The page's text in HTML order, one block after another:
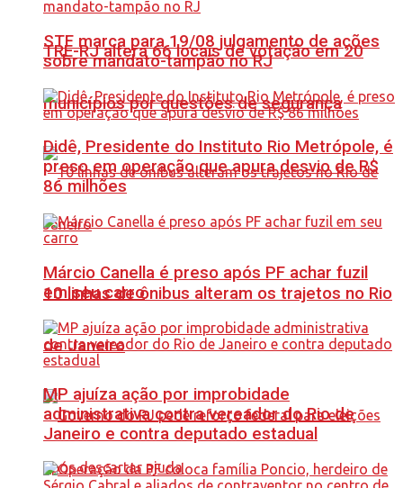
TRE-RJ altera 66 locais de votação em 20
municípios por questões de segurança
10 linhas de ônibus alteram os trajetos no Rio
de Janeiro
STF marca para 19/08 julgamento de ações
sobre mandato-tampão no RJ
Didê, Presidente do Instituto Rio Metrópole, é
preso em operação que apura desvio de R$
86 milhões
Márcio Canella é preso após PF achar fuzil
em seu carro
MP ajuíza ação por improbidade
administrativa contra vereador do Rio de
Janeiro e contra deputado estadual